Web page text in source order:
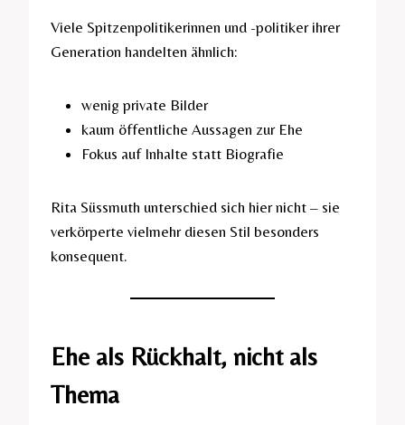
Viele Spitzenpolitikerinnen und -politiker ihrer
Generation handelten ähnlich:
wenig private Bilder
kaum öffentliche Aussagen zur Ehe
Fokus auf Inhalte statt Biografie
Rita Süssmuth unterschied sich hier nicht – sie
verkörperte vielmehr diesen Stil besonders
konsequent.
Ehe als Rückhalt, nicht als
Thema